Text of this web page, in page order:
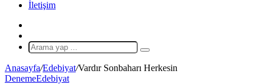
İletişim
Makale
Arama
yap
...
Anasayfa/Edebiyat/Vardır Sonbaharı Herkesin
DenemeEdebiyat